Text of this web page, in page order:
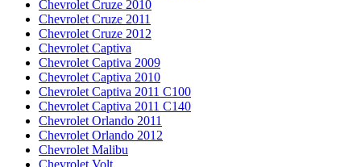
Chevrolet Cruze 2010
Chevrolet Cruze 2011
Chevrolet Cruze 2012
Chevrolet Captiva
Chevrolet Captiva 2009
Chevrolet Captiva 2010
Chevrolet Captiva 2011 C100
Chevrolet Captiva 2011 C140
Chevrolet Orlando 2011
Chevrolet Orlando 2012
Chevrolet Malibu